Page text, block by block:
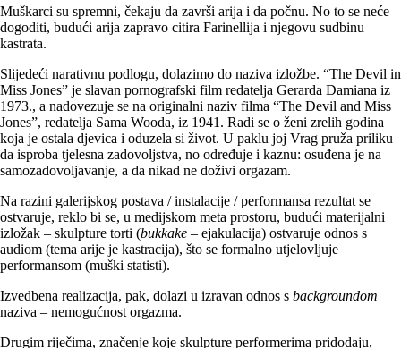
Muškarci su spremni, čekaju da završi arija i da počnu. No to se neće
dogoditi, budući arija zapravo citira Farinellija i njegovu sudbinu
kastrata.
Slijedeći narativnu podlogu, dolazimo do naziva izložbe. “The Devil in
Miss Jones” je slavan pornografski film redatelja Gerarda Damiana iz
1973., a nadovezuje se na originalni naziv filma “The Devil and Miss
Jones”, redatelja Sama Wooda, iz 1941. Radi se o ženi zrelih godina
koja je ostala djevica i oduzela si život. U paklu joj Vrag pruža priliku
da isproba tjelesna zadovoljstva, no određuje i kaznu: osuđena je na
samozadovoljavanje, a da nikad ne doživi orgazam.
Na razini galerijskog postava / instalacije / performansa rezultat se
ostvaruje, reklo bi se, u medijskom meta prostoru, budući materijalni
izložak – skulpture torti (bukkake – ejakulacija) ostvaruje odnos s
audiom (tema arije je kastracija), što se formalno utjelovljuje
performansom (muški statisti).
Izvedbena realizacija, pak, dolazi u izravan odnos s backgroundom
naziva – nemogućnost orgazma.
Drugim riječima, značenje koje skulpture performerima pridodaju,